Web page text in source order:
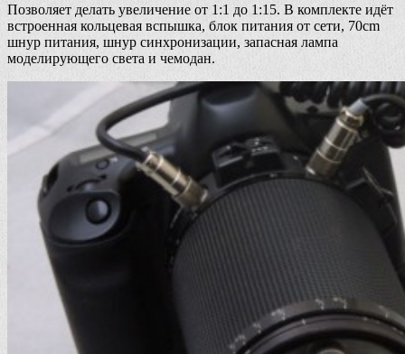
Позволяет делать увеличение от 1:1 до 1:15. В комплекте идёт
встроенная кольцевая вспышка, блок питания от сети, 70cm
шнур питания, шнур синхронизации, запасная лампа
моделирующего света и чемодан.